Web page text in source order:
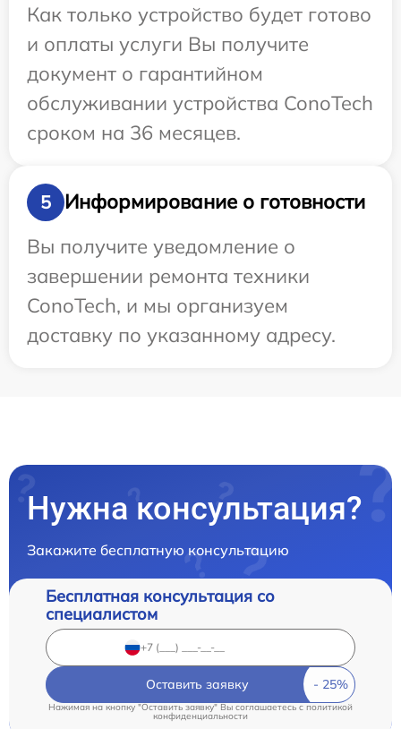
Как только устройство будет готово
и оплаты услуги Вы получите
документ о гарантийном
обслуживании устройства ConoTech
сроком на 36 месяцев.
5
Информирование о готовности
Вы получите уведомление о
завершении ремонта техники
ConoTech, и мы организуем
доставку по указанному адресу.
Нужна консультация?
Закажите бесплатную консультацию
Бесплатная консультация со
специалистом
Оставить заявку
Нажимая на кнопку "Оставить заявку" Вы соглашаетесь cполитикой
конфиденциальности